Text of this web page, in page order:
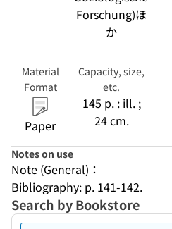
Forschung)ほ
か
Material
Format
Paper
Capacity, size,
etc.
145 p. : ill. ;
24 cm.
Notes on use
Note (General)：
Bibliography: p. 141-142.
Search by Bookstore